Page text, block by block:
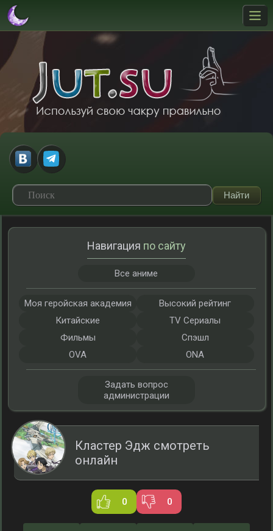
Кластер Эдж смотреть
онлайн
0 0
Навигация по сайту
Все аниме
Моя геройская академия
Высокий рейтинг
Китайские
TV Сериалы
Фильмы
Спэшл
OVA
ONA
Задать вопрос
администрации